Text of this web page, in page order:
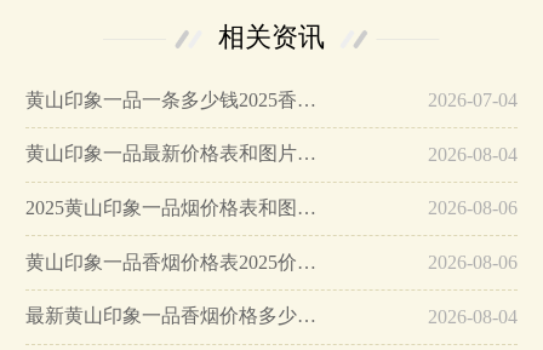
相关资讯
黄山印象一品一条多少钱2025香烟整条价格表… 2026-07-04
黄山印象一品最新价格表和图片及价格… 2026-08-04
2025黄山印象一品烟价格表和图片一览… 2026-08-06
黄山印象一品香烟价格表2025价格表… 2026-08-06
最新黄山印象一品香烟价格多少钱一包… 2026-08-04